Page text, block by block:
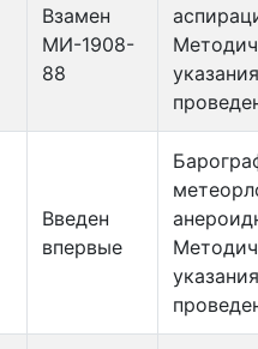
Взамен
МИ-1908-
88
Введен
впервые